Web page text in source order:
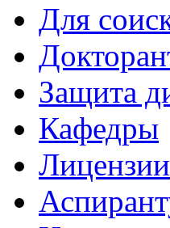
Для
Защита
Кафедры
Лицензии